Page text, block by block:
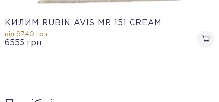
КИЛИМ RUBIN AVIS MR 151 CREAM
від 8740грн
6555 грн